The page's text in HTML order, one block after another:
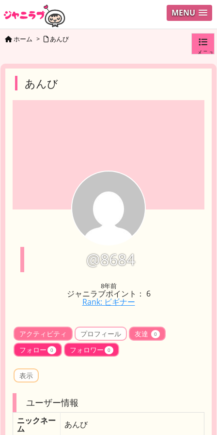
MENU
メニュ
ホーム > あんび
あんび
@8684
8年前
ジャニラブポイント： 6
Rank: ビギナー
アクティビティ プロフィール 友達 0
フォロー 0 フォロワー 0
表示
ユーザー情報
ニックネー
ム
あんび